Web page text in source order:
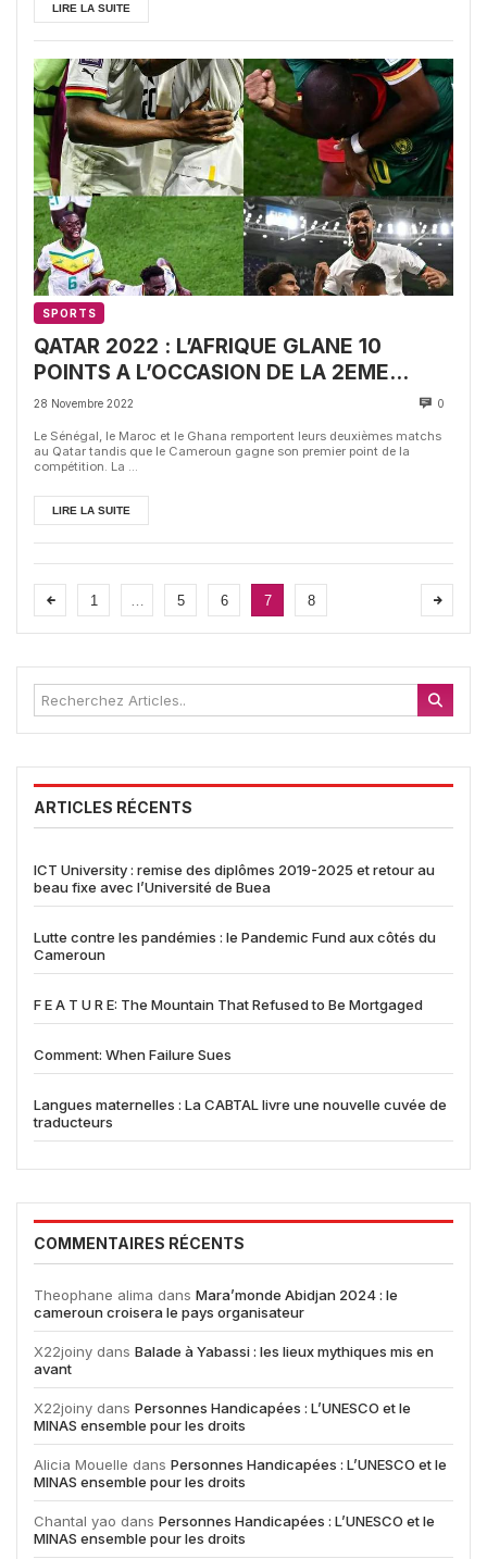
LIRE LA SUITE
SPORTS
QATAR 2022 : L’AFRIQUE GLANE 10
POINTS A L’OCCASION DE LA 2EME
JOURNEE
28 Novembre 2022 0
Le Sénégal, le Maroc et le Ghana remportent leurs deuxièmes matchs
au Qatar tandis que le Cameroun gagne son premier point de la
compétition. La ...
LIRE LA SUITE
1 … 5 6 7 8
ARTICLES RÉCENTS
ICT University : remise des diplômes 2019-2025 et retour au
beau fixe avec l’Université de Buea
Lutte contre les pandémies : le Pandemic Fund aux côtés du
Cameroun
F E A T U R E: The Mountain That Refused to Be Mortgaged
Comment: When Failure Sues
Langues maternelles : La CABTAL livre une nouvelle cuvée de
traducteurs
COMMENTAIRES RÉCENTS
Theophane alima dans Mara’monde Abidjan 2024 : le
cameroun croisera le pays organisateur
X22joiny dans Balade à Yabassi : les lieux mythiques mis en
avant
X22joiny dans Personnes Handicapées : L’UNESCO et le
MINAS ensemble pour les droits
Alicia Mouelle dans Personnes Handicapées : L’UNESCO et le
MINAS ensemble pour les droits
Chantal yao dans Personnes Handicapées : L’UNESCO et le
MINAS ensemble pour les droits